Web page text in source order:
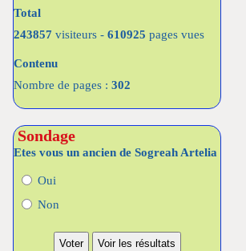
Total
243857 visiteurs - 610925 pages vues
Contenu
Nombre de pages : 302
Sondage
Etes vous un ancien de Sogreah Artelia
Oui
Non